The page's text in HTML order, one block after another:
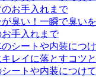
臭い！一瞬で臭い
手入れまで
ートや内装につけ